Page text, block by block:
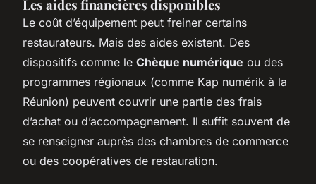
Les aides financières disponibles
Le coût d’équipement peut freiner certains
restaurateurs. Mais des aides existent. Des
dispositifs comme le Chèque numérique ou des
programmes régionaux (comme Kap numérik à la
Réunion) peuvent couvrir une partie des frais
d’achat ou d’accompagnement. Il suffit souvent de
se renseigner auprès des chambres de commerce
ou des coopératives de restauration.